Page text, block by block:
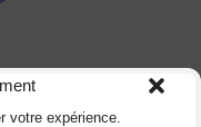
votre expérience.